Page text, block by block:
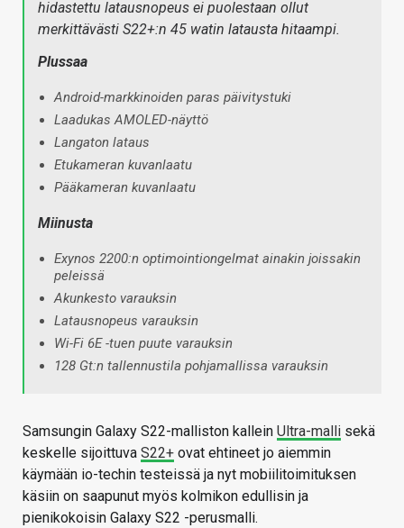
hidastettu latausnopeus ei puolestaan ollut
merkittävästi S22+:n 45 watin latausta hitaampi.
Plussaa
Android-markkinoiden paras päivitystuki
Laadukas AMOLED-näyttö
Langaton lataus
Etukameran kuvanlaatu
Pääkameran kuvanlaatu
Miinusta
Exynos 2200:n optimointiongelmat ainakin joissakin
peleissä
Akunkesto varauksin
Latausnopeus varauksin
Wi-Fi 6E -tuen puute varauksin
128 Gt:n tallennustila pohjamallissa varauksin
Samsungin Galaxy S22-malliston kallein Ultra-malli sekä
keskelle sijoittuva S22+ ovat ehtineet jo aiemmin
käymään io-techin testeissä ja nyt mobiilitoimituksen
käsiin on saapunut myös kolmikon edullisin ja
pienikokoisin Galaxy S22 -perusmalli.